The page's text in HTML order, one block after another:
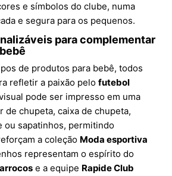
e símbolos do clube, numa
e segura para os pequenos.
para complementar
de produtos para bebê, todos
refletir a paixão pelo futebol
pode ser impresso em uma
de chupeta, caixa de chupeta,
ou sapatinhos, permitindo
a coleção Moda esportiva
representam o espírito do
e a equipe Rapide Club